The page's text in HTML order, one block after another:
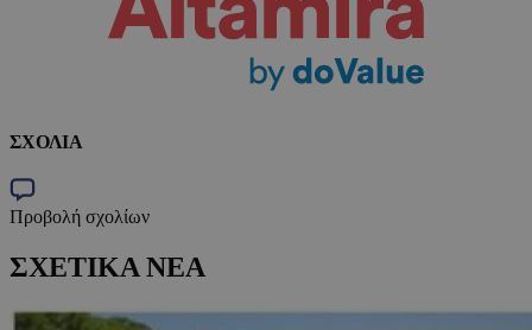
ΣΧΟΛΙΑ
Προβολή σχολίων
ΣΧΕΤΙΚΑ ΝΕΑ